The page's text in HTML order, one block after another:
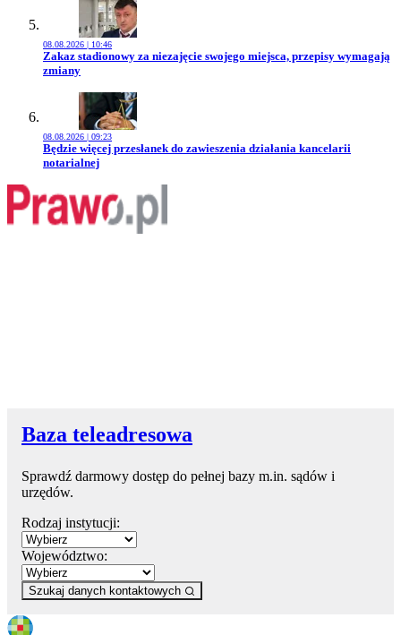
08.08.2026 | 10:46
Przejdź do artykułu:
Zakaz stadionowy za niezajęcie swojego miejsca, przepisy wymagają
zmiany
08.08.2026 | 09:23
Przejdź do artykułu:
Będzie więcej przesłanek do zawieszenia działania kancelarii
notarialnej
Baza teleadresowa
Sprawdź darmowy dostęp do pełnej bazy m.in. sądów i
urzędów.
Rodzaj instytucji:
Województwo:
Szukaj danych kontaktowych